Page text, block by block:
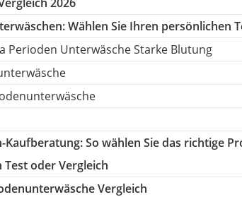
Wählen Sie Ihren persönlichen
Perioden Unterwäsche Starke Blutung
Kaufberatung: So wählen Sie das richtige
oder Vergleich
Vergleich